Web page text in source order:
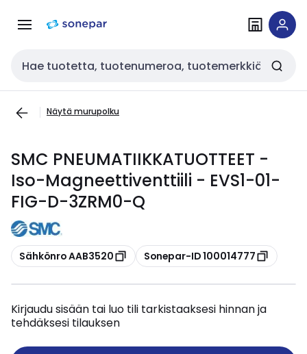
navigointiinsisältöön
Haku
Näytä murupolku
SMC PNEUMATIIKKATUOTTEET -
Iso-Magneettiventtiili - EVS1-01-
FIG-D-3ZRM0-Q
Kopioi
Sähkönro AAB3520 Kopioi
Sonepar-ID 100014777
Kirjaudu sisään tai luo tili tarkistaaksesi hinnan ja
tehdäksesi tilauksen